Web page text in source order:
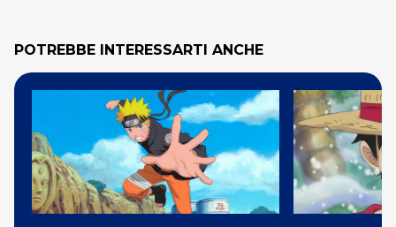
POTREBBE INTERESSARTI ANCHE